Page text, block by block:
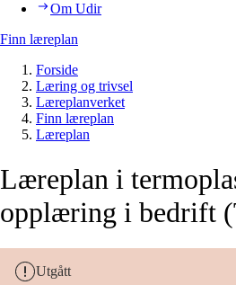
Om Udir
Finn læreplan
Forside
Læring og trivsel
Læreplanverket
Finn læreplan
Læreplan
Læreplan i
opplæring i bedrift
Utgått